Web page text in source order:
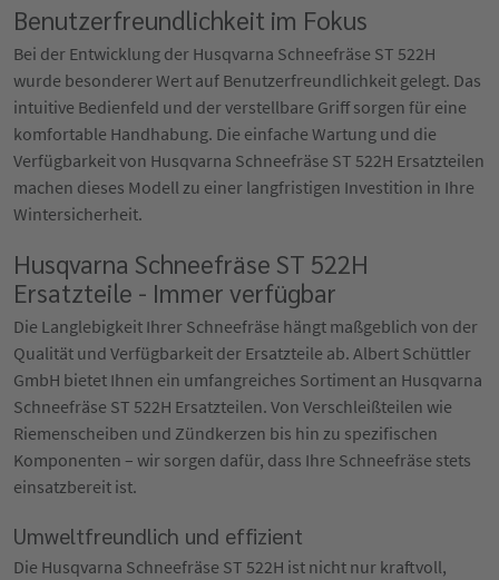
Benutzerfreundlichkeit im Fokus
Bei der Entwicklung der Husqvarna Schneefräse ST 522H
wurde besonderer Wert auf Benutzerfreundlichkeit gelegt. Das
intuitive Bedienfeld und der verstellbare Griff sorgen für eine
komfortable Handhabung. Die einfache Wartung und die
Verfügbarkeit von Husqvarna Schneefräse ST 522H Ersatzteilen
machen dieses Modell zu einer langfristigen Investition in Ihre
Wintersicherheit.
Husqvarna Schneefräse ST 522H
Ersatzteile - Immer verfügbar
Die Langlebigkeit Ihrer Schneefräse hängt maßgeblich von der
Qualität und Verfügbarkeit der Ersatzteile ab. Albert Schüttler
GmbH bietet Ihnen ein umfangreiches Sortiment an Husqvarna
Schneefräse ST 522H Ersatzteilen. Von Verschleißteilen wie
Riemenscheiben und Zündkerzen bis hin zu spezifischen
Komponenten – wir sorgen dafür, dass Ihre Schneefräse stets
einsatzbereit ist.
Umweltfreundlich und effizient
Die Husqvarna Schneefräse ST 522H ist nicht nur kraftvoll,